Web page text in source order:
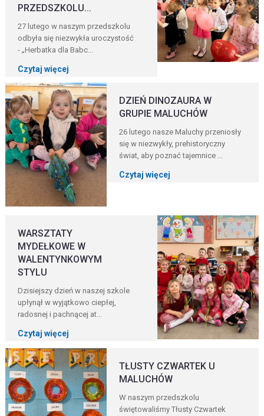
PRZEDSZKOLU...
27 lutego w naszym przedszkolu
odbyła się niezwykła uroczystość
- „Herbatka dla Babc...
Czytaj więcej
DZIEŃ DINOZAURA W
GRUPIE MALUCHÓW
26 lutego nasze Maluchy przeniosły
się w niezwykły, prehistoryczny
świat, aby poznać tajemnice ...
Czytaj więcej
WARSZTATY
MYDEŁKOWE W
WALENTYNKOWYM
STYLU
Dzisiejszy dzień w naszej szkole
upłynął w wyjątkowo ciepłej,
radosnej i pachnącej at...
Czytaj więcej
TŁUSTY CZWARTEK U
MALUCHÓW
W naszym przedszkolu
świętowaliśmy Tłusty Czwartek